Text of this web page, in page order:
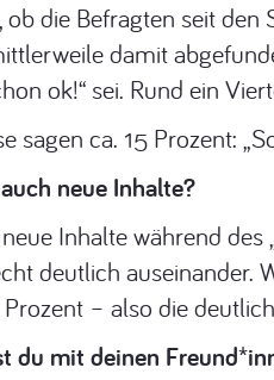
ob die Befragten seit
damit
ok!“ sei. Rund ein
sagen ca. 15 Prozent:
neue Inhalte?
Inhalte während
deutlich auseinander.
– also die
du mit deinen